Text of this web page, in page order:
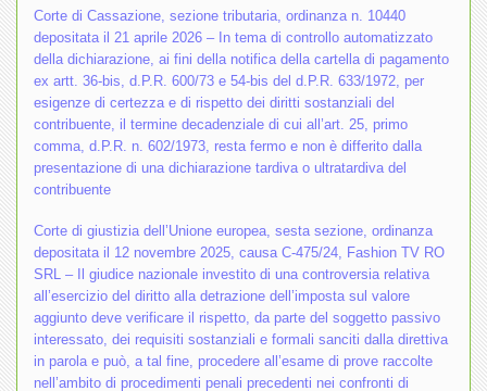
Corte di Cassazione, sezione tributaria, ordinanza n. 10440
depositata il 21 aprile 2026 – In tema di controllo automatizzato
della dichiarazione, ai fini della notifica della cartella di pagamento
ex artt. 36-bis, d.P.R. 600/73 e 54-bis del d.P.R. 633/1972, per
esigenze di certezza e di rispetto dei diritti sostanziali del
contribuente, il termine decadenziale di cui all’art. 25, primo
comma, d.P.R. n. 602/1973, resta fermo e non è differito dalla
presentazione di una dichiarazione tardiva o ultratardiva del
contribuente
Corte di giustizia dell’Unione europea, sesta sezione, ordinanza
depositata il 12 novembre 2025, causa C-475/24, Fashion TV RO
SRL – Il giudice nazionale investito di una controversia relativa
all’esercizio del diritto alla detrazione dell’imposta sul valore
aggiunto deve verificare il rispetto, da parte del soggetto passivo
interessato, dei requisiti sostanziali e formali sanciti dalla direttiva
in parola e può, a tal fine, procedere all’esame di prove raccolte
nell’ambito di procedimenti penali precedenti nei confronti di